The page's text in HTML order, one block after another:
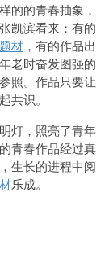
的的青春抽象，
凯滨看来：有的
材 ，有的作品出
老时奋发图强的
照。作品只要让
共识。
灯，照亮了青年
青春作品经过真
生长的进程中阅
乐成。